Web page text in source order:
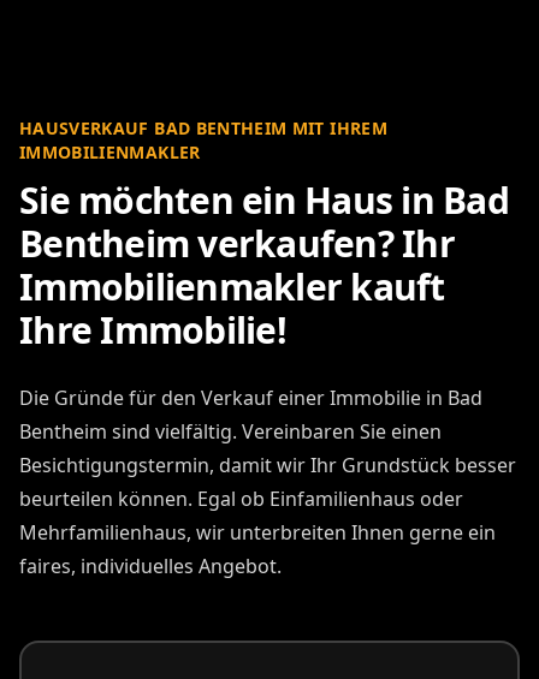
HAUSVERKAUF BAD BENTHEIM MIT IHREM
IMMOBILIENMAKLER
Sie möchten ein Haus in Bad
Bentheim verkaufen? Ihr
Immobilienmakler kauft
Ihre Immobilie!
Die Gründe für den Verkauf einer Immobilie in Bad
Bentheim sind vielfältig. Vereinbaren Sie einen
Besichtigungstermin, damit wir Ihr Grundstück besser
beurteilen können. Egal ob Einfamilienhaus oder
Mehrfamilienhaus, wir unterbreiten Ihnen gerne ein
faires, individuelles Angebot.